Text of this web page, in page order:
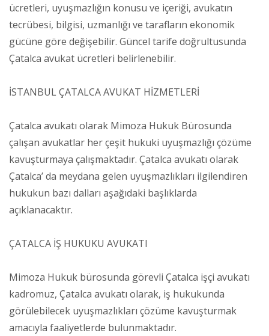
ücretleri, uyuşmazlığın konusu ve içeriği, avukatın
tecrübesi, bilgisi, uzmanlığı ve tarafların ekonomik
gücüne göre değişebilir. Güncel tarife doğrultusunda
Çatalca avukat ücretleri belirlenebilir.
İSTANBUL ÇATALCA AVUKAT HİZMETLERİ
Çatalca avukatı olarak Mimoza Hukuk Bürosunda
çalışan avukatlar her çeşit hukuki uyuşmazlığı çözüme
kavuşturmaya çalışmaktadır. Çatalca avukatı olarak
Çatalca’ da meydana gelen uyuşmazlıkları ilgilendiren
hukukun bazı dalları aşağıdaki başlıklarda
açıklanacaktır.
ÇATALCA İŞ HUKUKU AVUKATI
Mimoza Hukuk bürosunda görevli Çatalca işçi avukatı
kadromuz, Çatalca avukatı olarak, iş hukukunda
görülebilecek uyuşmazlıkları çözüme kavuşturmak
amacıyla faaliyetlerde bulunmaktadır.